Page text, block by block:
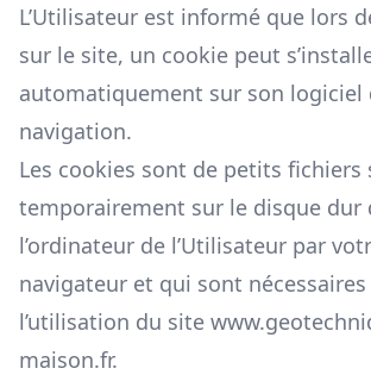
L’Utilisateur est informé que lors
sur le site, un cookie peut
automatiquement sur son logiciel
navigation.
Les cookies sont de petits fichiers
temporairement sur le disque dur
l’ordinateur de l’Utilisateur par
navigateur et qui sont nécessaires
l’utilisation du site
maison.fr.